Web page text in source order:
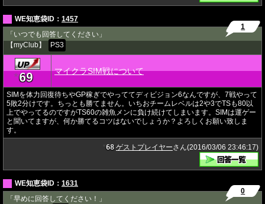
WE知恵袋ID： 1457
「いつでも回答してください」
【myClub】
PS3
1
★69 マイクラSIM戦について
SIMを体力回復待ちやGP稼ぎでやっててディビジョン6なんですが、7戦やって
5敗2分けです。ちっとも勝てません。いちおチームレベルは2や3でTSも80以
上でやってるのですがTS60の雑魚メンに負け続けてしまいます。SIMは運ゲー
と聞いてますが、何か勝てるコツはないでしょうか？よろしくお願い致しま
す。
68 ゲストプレイヤーさん(2016/03/06 23:46:17)
WE知恵袋ID： 1631
「早めに回答してください！」
0